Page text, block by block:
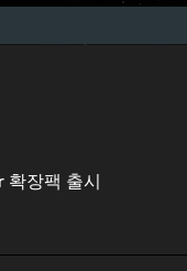
확장팩 출시